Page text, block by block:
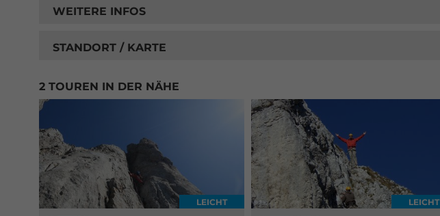
WEITERE INFOS
STANDORT / KARTE
2 TOUREN IN DER NÄHE
LEICHT LEICHT